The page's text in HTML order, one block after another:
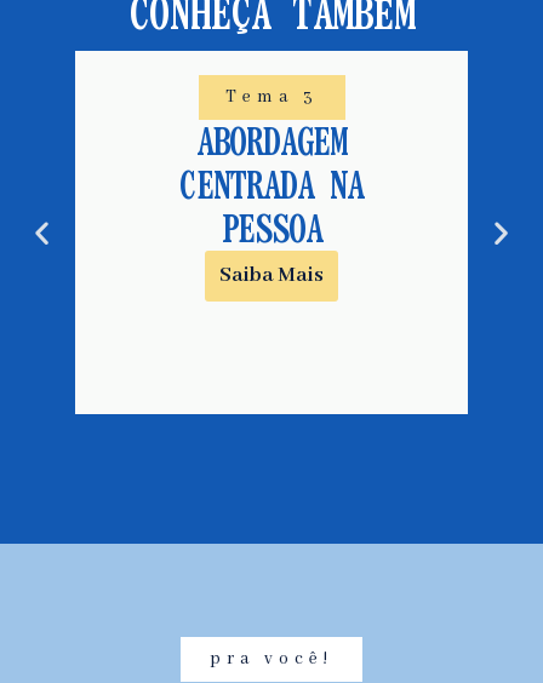
CONHEÇA TAMBÉM
Tema 3
ABORDAGEM
CENTRADA NA
PESSOA
Saiba Mais
pra você!